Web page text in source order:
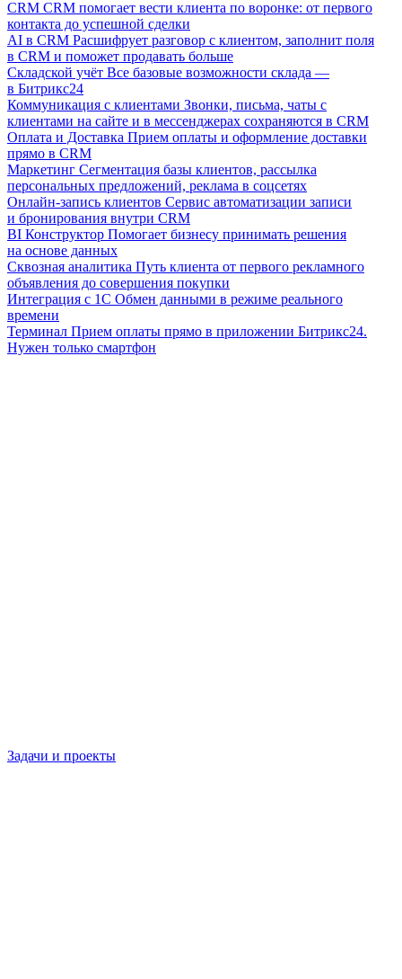
CRM CRM помогает вести клиента по воронке: от первого
контакта до успешной сделки
AI в CRM Расшифрует разговор с клиентом, заполнит поля
в CRM и поможет продавать больше
Складской учёт Все базовые возможности склада —
в Битрикс24
Коммуникация с клиентами Звонки, письма, чаты с
клиентами на сайте и в мессенджерах сохраняются в CRM
Оплата и Доставка Прием оплаты и оформление доставки
прямо в CRM
Маркетинг Сегментация базы клиентов, рассылка
персональных предложений, реклама в соцсетях
Онлайн-запись клиентов Сервис автоматизации записи
и бронирования внутри CRM
BI Конструктор Помогает бизнесу принимать решения
на основе данных
Сквозная аналитика Путь клиента от первого рекламного
объявления до совершения покупки
Интеграция с 1С Обмен данными в режиме реального
времени
Терминал Прием оплаты прямо в приложении Битрикс24.
Нужен только смартфон
Задачи и проекты